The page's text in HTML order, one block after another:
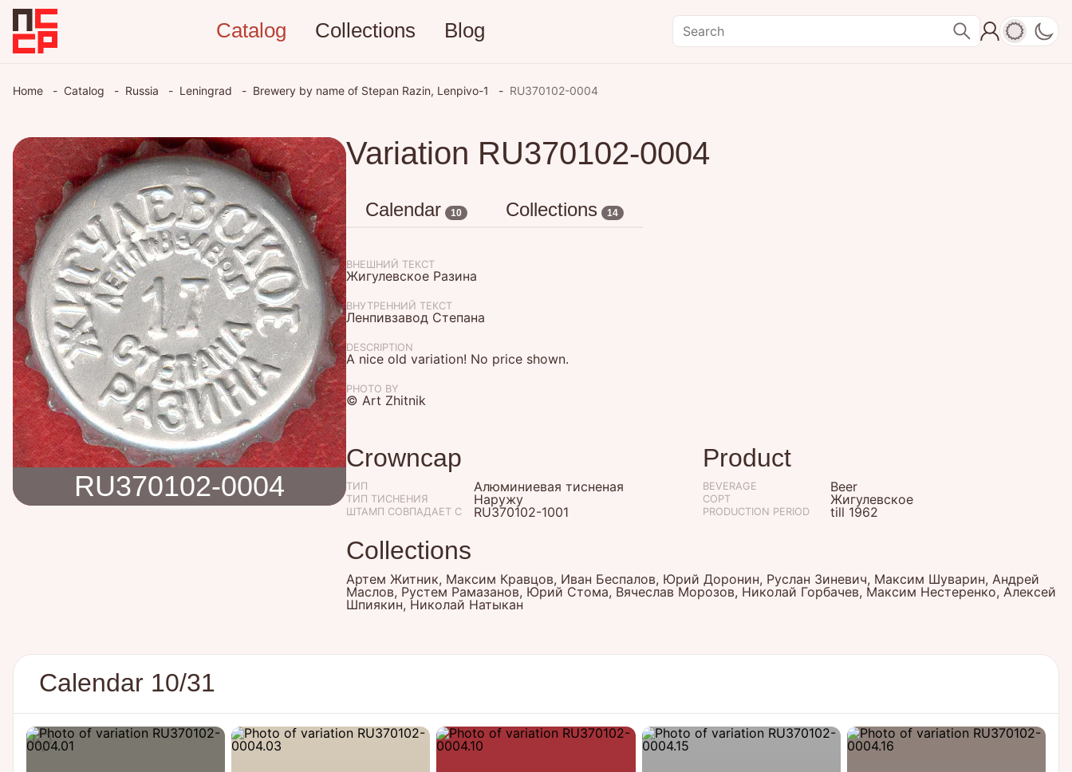
Catalog Collections Blog
Home Catalog Russia Leningrad Brewery by name of Stepan Razin, Lenpivo-1 RU370102-0004
RU370102-0004
Variation RU370102-0004
Calendar 10 Collections 14
ВНЕШНИЙ ТЕКСТ
Жигулевское Разина
ВНУТРЕННИЙ ТЕКСТ
Ленпивзавод Степана
DESCRIPTION
A nice old variation! No price shown.
PHOTO BY
© Art Zhitnik
Crowncap
ТИП Алюминиевая тисненая
ТИП ТИСНЕНИЯ Наружу
ШТАМП СОВПАДАЕТ С RU370102-1001
Product
BEVERAGE Beer
СОРТ Жигулевское
PRODUCTION PERIOD till 1962
Collections
Артем Житник, Максим Кравцов, Иван Беспалов, Юрий Доронин, Руслан Зиневич, Максим Шуварин, Андрей
Маслов, Рустем Рамазанов, Юрий Стома, Вячеслав Морозов, Николай Горбачев, Максим Нестеренко, Алексей
Шпиякин, Николай Натыкан
Calendar 10/31